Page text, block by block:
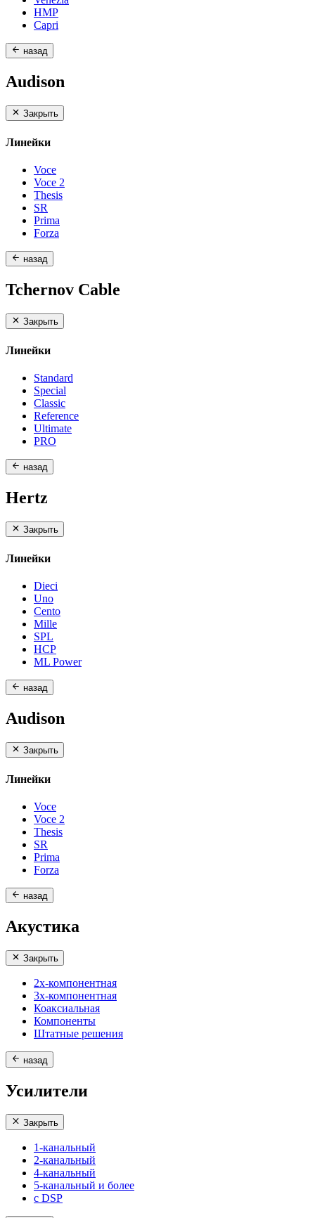
HMP
Capri
назад
Audison
Закрыть
Линейки
Voce
Voce 2
Thesis
SR
Prima
Forza
назад
Tchernov Cable
Закрыть
Линейки
Standard
Special
Classic
Reference
Ultimate
PRO
назад
Hertz
Закрыть
Линейки
Dieci
Uno
Cento
Mille
SPL
HCP
ML Power
назад
Audison
Закрыть
Линейки
Voce
Voce 2
Thesis
SR
Prima
Forza
назад
Акустика
Закрыть
2х-компонентная
3х-компонентная
Коаксиальная
Компоненты
Штатные решения
назад
Усилители
Закрыть
1-канальный
2-канальный
4-канальный
5-канальный и более
с DSP